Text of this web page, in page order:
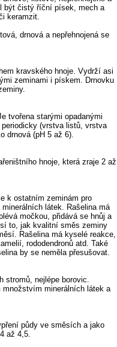
být čistý říční písek, mech a
keramzit.
drnová a nepřehnojená se
kravského hnoje. Vydrží asi
zeminami i pískem. Drnovku
tvořena starými opadanými
(vrstva listů, vrstva
drnová (pH 5 až 6).
hnoje, která zraje 2 až
k ostatním zeminám pro
látek. Rašelina má
močkou, přidává se hnůj a
to, jak kvalitní směs zeminy
Rašelina má kyselé reakce,
rododendronů atd. Také
by se neměla přesušovat.
stromů, nejlépe borovic.
minerálních látek a
půdy ve směsích a jako
až 4,5.